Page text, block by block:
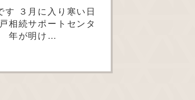
す ３月に入り寒い日
相続サポートセンタ
年が明け…